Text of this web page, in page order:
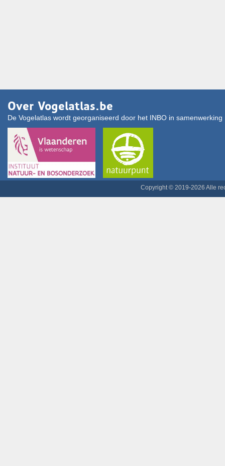
Over Vogelatlas.be
De Vogelatlas wordt georganiseerd door het INBO in
Copyright © 2019-2026 Alle